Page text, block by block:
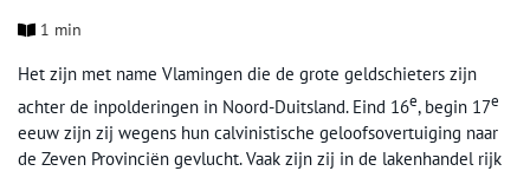
1 min
Het zijn met name Vlamingen die de grote geldschieters zijn
achter de inpolderingen in Noord-Duitsland. Eind 16e, begin 17e
eeuw zijn zij wegens hun calvinistische geloofsovertuiging naar
de Zeven Provinciën gevlucht. Vaak zijn zij in de lakenhandel rijk